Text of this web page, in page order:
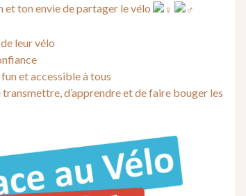
et ton envie de partager le vélo
leur vélo
et accessible à tous
d’apprendre et de faire bouger les